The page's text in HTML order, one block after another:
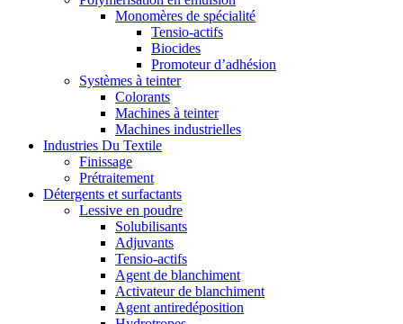
Monomères de spécialité
Tensio-actifs
Biocides
Promoteur d’adhésion
Systèmes à teinter
Colorants
Machines à teinter
Machines industrielles
Industries Du Textile
Finissage
Prétraitement
Détergents et surfactants
Lessive en poudre
Solubilisants
Adjuvants
Tensio-actifs
Agent de blanchiment
Activateur de blanchiment
Agent antiredéposition